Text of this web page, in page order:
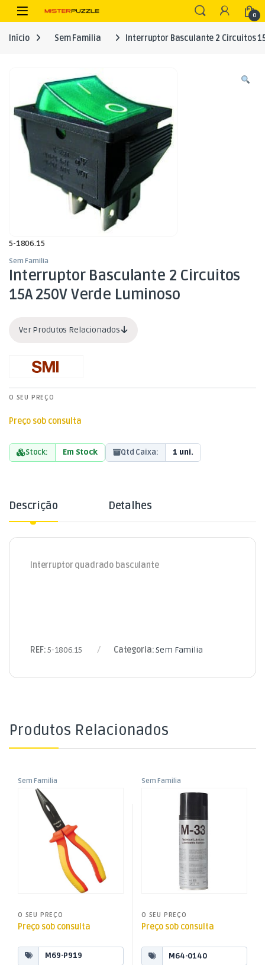
Skip to navigation
Skip to content
Open 0
Início Sem Familia Interruptor Basculante 2 Circuitos
5-1806.15
Sem Familia
Interruptor Basculante 2 Circuitos
15A 250V Verde Luminoso
Ver Produtos Relacionados
O SEU PREÇO
Preço sob consulta
Stock: Em Stock Qtd Caixa: 1 uni.
Descrição Detalhes
Interruptor quadrado basculante
REF:5-1806.15 Categoria:Sem Familia
Produtos Relacionados
Sem Familia
Alicate Pontas p/
Electricista 170mm
O SEU PREÇO
Preço sob consulta
M69-P919
Sem Familia
Spray Lubrificante Técnico –
O SEU PREÇO
Preço sob consulta
M64-0140